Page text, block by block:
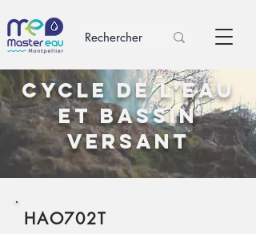
Cycle de l'eau
et bassin
versant
HAO702T